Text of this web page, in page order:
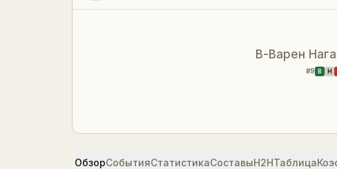
В-Варен
#9 В Н
ОбзорСобытияСтатистикаСоставыH2HТаблица